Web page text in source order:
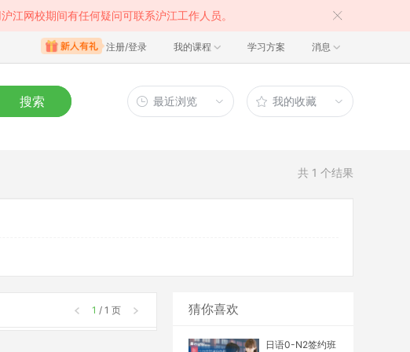
江网校期间有任何疑问可联系沪江工作人员。
注册/登录 我的课程 学习方案 消息
搜索 最近浏览 我的收藏
共 1 个结果
1 / 1 页 猜你喜欢
日语0-N2签约班